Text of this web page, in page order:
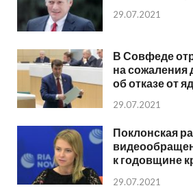
29.07.2021
В Совфеде
на сожаления
об отказе от
29.07.2021
Поклонская
к годовщине
29.07.2021